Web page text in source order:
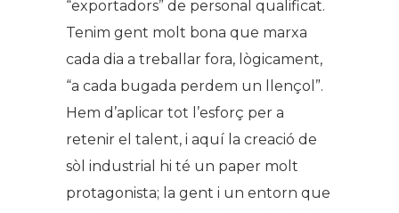
“exportadors” de personal qualificat.
Tenim gent molt bona que marxa
cada dia a treballar fora, lògicament,
“a cada bugada perdem un llençol ”.
Hem d’aplicar tot l’esforç per a
retenir el talent, i aquí la creació de
sòl industrial hi té un paper molt
protagonista; la gent i un entorn que